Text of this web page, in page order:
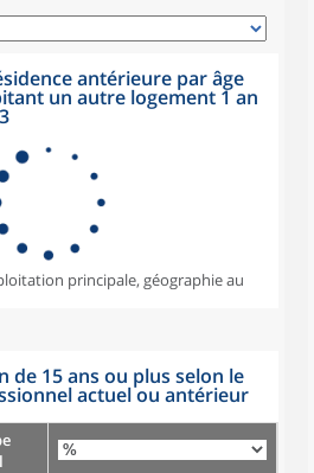
antérieure par âge
un autre logement 1 an
principale, géographie au
de 15 ans ou plus selon le
actuel ou antérieur